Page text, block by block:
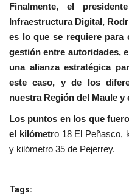
Finalmente, el
Infraestructura Digital,
es lo que se requiere para
gestión entre autoridades,
una alianza estratégica
este caso, y de los
nuestra Región del Maule y
Los puntos en los que
el kilómetro 18 El Peñasco,
y kilómetro 35 de Pejerrey.
Tags: